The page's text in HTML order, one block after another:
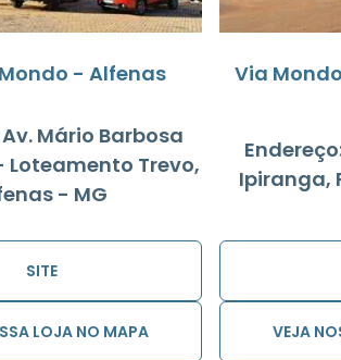
- Alfenas
Mário Barbosa
Loteamento Trevo,
- MG
SITE
LOJA NO MAPA
Via
Ipiranga,
VEJA